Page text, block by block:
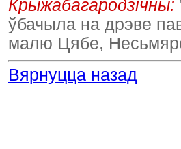
Крыжабагародзічны:
ўбачыла на дрэве
малю Цябе,
Вярнуцца назад